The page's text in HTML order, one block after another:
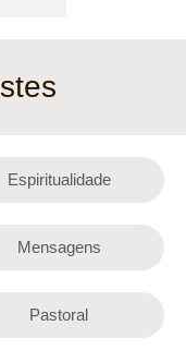
Espiritualidade
Mensagens
Pastoral